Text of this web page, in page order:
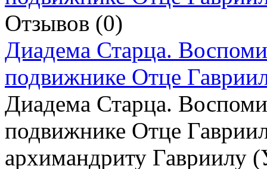
Отзывов (0)
Диадема Старца.
подвижнике Отце
Диадема Старца.
подвижнике Отце
архимандриту Гавриилу